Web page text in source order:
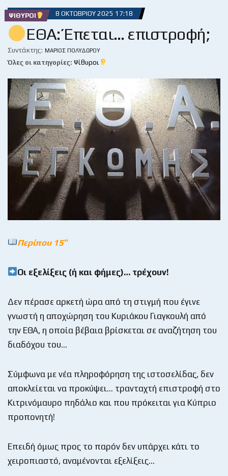
ΨΊΘΥΡΟΙ 8 ΟΚΤΩΒΡΊΟΥ 2025 17:18
ΕΘΑ: Έπεται… επιστροφή;
Συντάκτης: ΜΆΡΙΟΣ ΠΟΛΥΔΏΡΟΥ
Όλες οι κατηγορίες: Ψίθυροι
Περίπου 15″
Οι εξελίξεις (ή και φήμες)… τρέχουν!
Δεν πέρασε αρκετή ώρα από τη στιγμή που έγινε
γνωστή η αποχώρηση του Κυριάκου Γιαγκουλή από
την ΕΘΑ, η οποία βέβαια βρίσκεται σε αναζήτηση του
διαδόχου του…
Σύμφωνα με νέα πληροφόρηση της ιστοσελίδας, δεν
αποκλείεται να προκύψει… τρανταχτή επιστροφή στο
Κιτρινόμαυρο πηδάλιο και που πρόκειται για Κύπριο
προπονητή!
Επειδή όμως προς το παρόν δεν υπάρχει κάτι το
χειροπιαστό, αναμένονται εξελίξεις…